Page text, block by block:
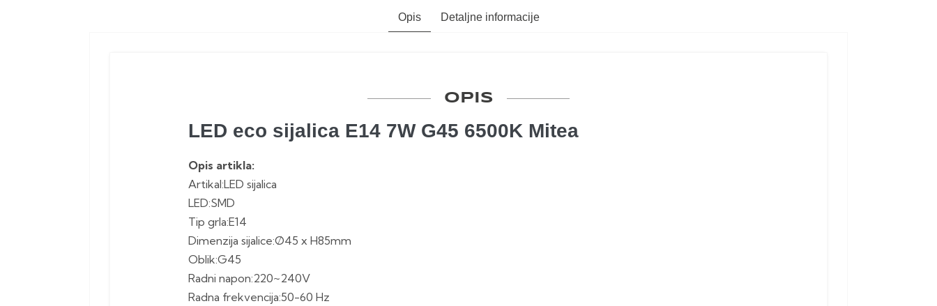
Opis Detaljne informacije
OPIS
LED eco sijalica E14 7W G45 6500K Mitea
Opis artikla:
Artikal:LED sijalica
LED:SMD
Tip grla:E14
Dimenzija sijalice:Ø45 x H85mm
Oblik:G45
Radni napon:220~240V
Radna frekvencija:50-60 Hz